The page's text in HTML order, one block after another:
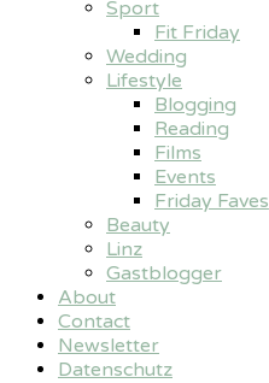
Sport
Fit Friday
Wedding
Lifestyle
Blogging
Reading
Films
Events
Friday Faves
Beauty
Linz
Gastblogger
About
Contact
Newsletter
Datenschutz